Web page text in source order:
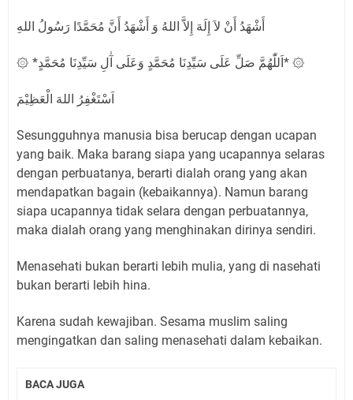
أَشْهَدُ أَنْ لاَ إِلَهَ إِلاَّ اللهُ وَ أَشْهَدُ أَنَّ مُحَمَّدًا رَسُولُ اللهِ
۞ *اَللّٰهُمَّ صَلِّ عَلَى سَيِّدِنَا مُحَمَّدٍ وَعَلَى آٰلِ سَيِّدِنَا مُحَمَّدٍ* ۞
اَسْتَغْفِرُ اللهَ الْعَظِيْمَ
Sesungguhnya manusia bisa berucap dengan ucapan
yang baik. Maka barang siapa yang ucapannya selaras
dengan perbuatanya, berarti dialah orang yang akan
mendapatkan bagain (kebaikannya). Namun barang
siapa ucapannya tidak selara dengan perbuatannya,
maka dialah orang yang menghinakan dirinya sendiri.
Menasehati bukan berarti lebih mulia, yang di nasehati
bukan berarti lebih hina.
Karena sudah kewajiban. Sesama muslim saling
mengingatkan dan saling menasehati dalam kebaikan.
BACA JUGA